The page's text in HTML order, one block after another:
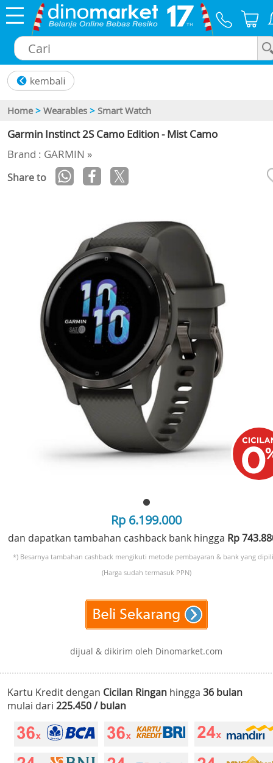
Home > Wearables > Smart Watch
Garmin Instinct 2S Camo Edition - Mist Camo
Brand : GARMIN »
Share to
Rp 6.199.000
dan dapatkan tambahan cashback bank hingga Rp
*) Besarnya tambahan cashback mengikuti metode pembayaran & bank yang
(Harga sudah termasuk PPN)
dijual & dikirim oleh Dinomarket.com
Kartu Kredit dengan Cicilan Ringan hingga 36 bulan
mulai dari 225.450 / bulan